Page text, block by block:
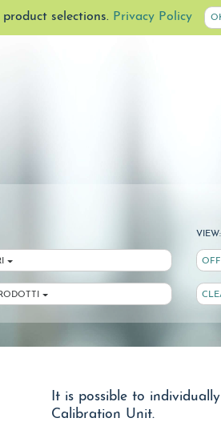
selections. Privacy Policy
VIEW:
It is possible to
Calibration Unit.